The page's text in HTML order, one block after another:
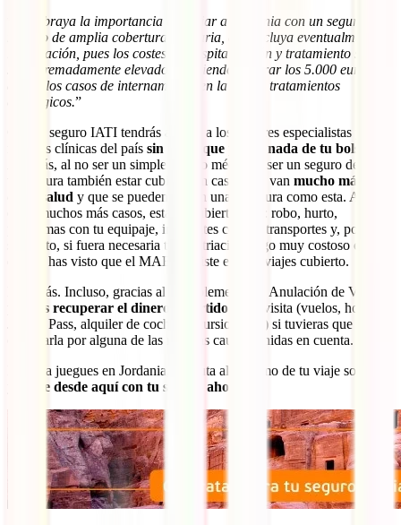
Se subraya la importancia de viajar a Jordania con un seguro
médico de amplia cobertura sanitaria, que incluya eventualmente la
repatriación, pues los costes de hospitalización y tratamiento suelen
ser extremadamente elevados, pudiendo superar los 5.000 euros al
día en los casos de internamiento en la UVI o tratamientos
quirúrgicos.”
Con tu seguro IATI tendrás acceso a los mejores especialistas y a las
mejores clínicas del país sin tener que pagar nada de tu bolsillo
Además, al no ser un simple seguro médico y ser un seguro de viaje,
te asegura también estar cubierto en casos que van mucho más allá
de tu salud y que se pueden dar en una aventura como esta. Así,
entre muchos más casos, estarás cubierto para: robo, hurto,
problemas con tu equipaje, incidentes con tus transportes y, por
supuesto, si fuera necesaria tu repatriación, algo muy costoso con lo
que ya has visto que el MAEC insiste en que viajes cubierto.
Hay más. Incluso, gracias al Complemento de Anulación de Viaje,
podrás recuperar el dinero invertido en tu visita (vuelos, hoteles,
Jordan Pass, alquiler de coche, excursiones…) si tuvieras que
cancelarla por alguna de las muchas causas tenidas en cuenta.
No te la juegues en Jordania, disfruta al máximo de tu viaje soñado
hazte desde aquí con tu seguro ahora